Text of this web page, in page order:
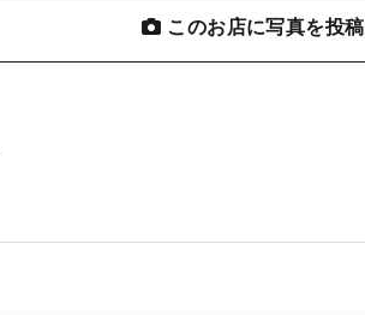
このお店に写真を投稿